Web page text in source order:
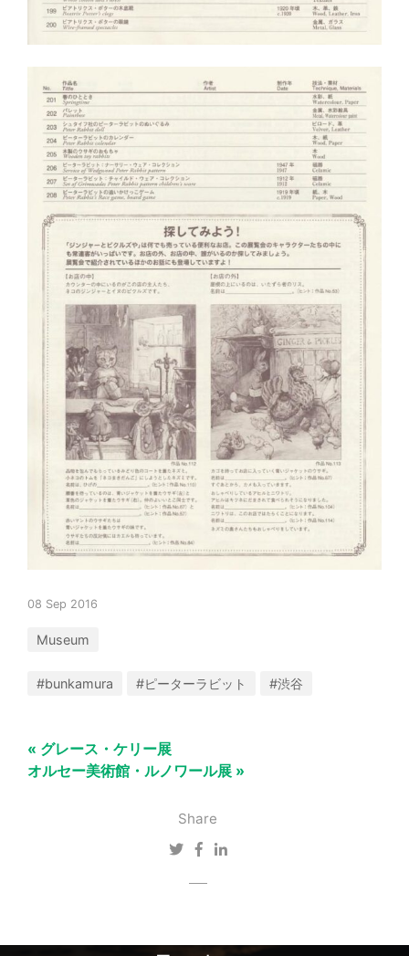
Share
08 Sep 2016
Museum
#bunkamura #ピーターラビット #渋谷
« グレース・ケリー展
オルセー美術館・ルノワール展 »